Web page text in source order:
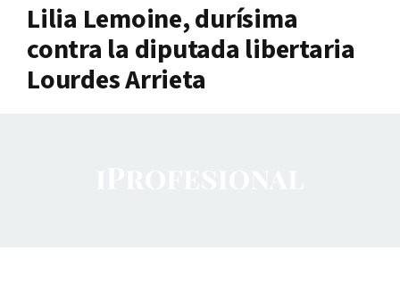
Lilia Lemoine, durísima
contra la diputada libertaria
Lourdes Arrieta